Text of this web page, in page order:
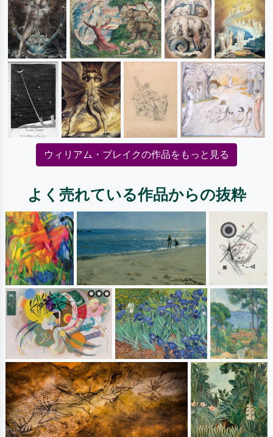
ウィリアム・ブレイクの作品をもっと見る
よく売れている作品からの抜粋